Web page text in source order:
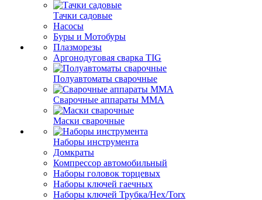
Тачки садовые
Насосы
Буры и Мотобуры
Плазморезы
Аргонодуговая сварка TIG
Полуавтоматы сварочные
Сварочные аппараты ММА
Маски сварочные
Наборы инструмента
Домкраты
Компрессор автомобильный
Наборы головок торцевых
Наборы ключей гаечных
Наборы ключей Трубка/Hex/Torx